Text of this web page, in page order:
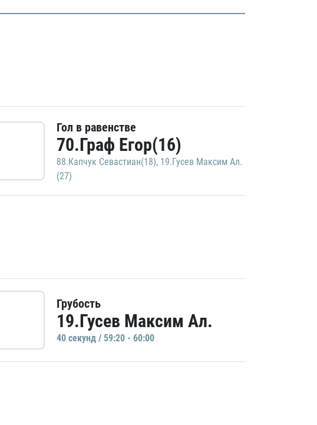
Гол в равенстве
70.Граф Егор(16)
88.Капчук Севастиан(18), 19.Гусев Максим Ал.
(27)
Грубость
19.Гусев Максим Ал.
40 секунд / 59:20 - 60:00